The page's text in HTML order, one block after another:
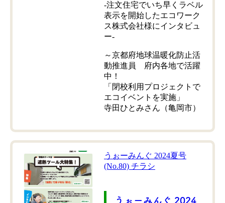
-注文住宅でいち早くラベル
表示を開始したエコワーク
ス株式会社様にインタビュ
ー-
～京都府地球温暖化防止活
動推進員 府内各地で活躍
中！
「閉校利用プロジェクトで
エコイベントを実施」
寺田ひとみさん（亀岡市）
うぉーみんぐ 2024夏号
(No.80) チラシ
うぉーみんぐ 2024